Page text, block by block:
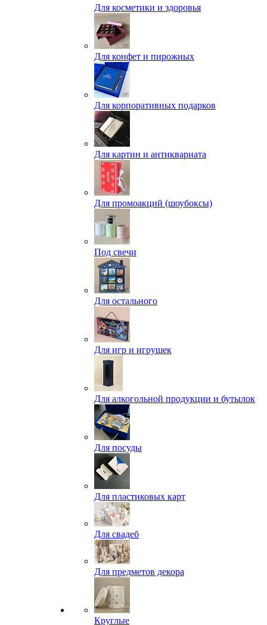
Для косметики и здоровья
Для конфет и пирожных
Для корпоративных подарков
Для картин и антиквариата
Для промоакций (шоубоксы)
Под свечи
Для остального
Для игр и игрушек
Для алкогольной продукции и бутылок
Для посуды
Для пластиковых карт
Для свадеб
Для предметов декора
Круглые